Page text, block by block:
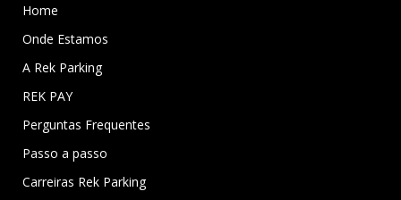
Home
Onde Estamos
A Rek Parking
REK PAY
Perguntas Frequentes
Passo a passo
Carreiras Rek Parking